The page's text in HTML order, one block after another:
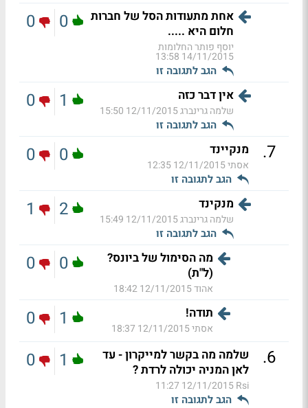
אחת מתעודות הסל של חברות
חלום היא .....
יוסף פותר החלומות
14/11/2015 13:58
הגב לתגובה זו
0
0
אין דבר כזה
שלמה גרינברג12/11/2015 15:50
הגב לתגובה זו
1
0
7
. מנקיינד
אסתי12/11/2015 12:35
הגב לתגובה זו
0
0
מנקינד
שלמה גרינברג12/11/2015 15:49
הגב לתגובה זו
2
1
מה הסימול של ביונס?
(ל"ת)
אהוד12/11/2015 18:42
0
0
תודה!
אסתי12/11/2015 18:37
1
0
6
.
שלמה מה בקשר למייקרון - עד
לאן המניה יכולה לרדת ?
Rsi
12/11/2015 11:27
הגב לתגובה זו
1
0